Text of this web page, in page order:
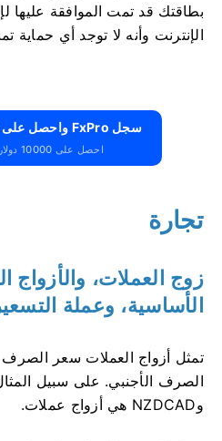
بطاقتك قد تمت الموافقة عليها
الإنترنت وأنه لا توجد أي
سجل FxPro واحصل على 10000 دولار مجانًا
احصل على 10000 دولار مجانًا للمبتدئين
تجارة
زوج العملات، والأزواج
الأساسية، وعملة
تمثل أزواج العملات سعر
وNZDCAD هي أزواج عملات.